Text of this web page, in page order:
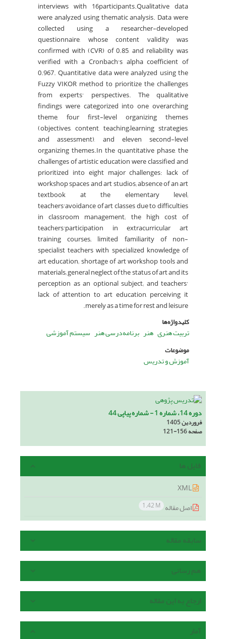
interviews with 16participants.Qualitative data
were analyzed using thematic analysis. Data were
collected using a researcher-developed
questionnaire, whose content validity was
confirmed with (CVR) of 0.85, and reliability was
verified with a Cronbach’s alpha coefficient of
0.967. Quantitative data were analyzed using the
Fuzzy VIKOR method to prioritize the challenges
from experts’ perspectives. The qualitative
findings were categorized into one overarching
theme, four first-level organizing themes
(objectives, content, teaching–learning strategies,
and assessment), and eleven second-level
organizing themes.In the quantitative phase, the
challenges of artistic education were classified and
prioritized into eight major challenges: lack of
workshop spaces and art studios; absence of an art
textbook at the elementary level;
teachers’avoidance of art classes due to difficulties
in classroom management; the high cost of
teachers’participation in extracurricular art
training courses; limited familiarity of non-
specialist teachers with specialized knowledge of
art education; shortage of art workshop tools and
materials; general neglect of the status of art and its
perception as an optional subject; and teachers’
lack of attention to art education, perceiving it
merely as a time for rest and leisure.
کلیدواژه‌ها
تربیت هنری هنر برنامه‌درسی هنر سیستم آموزشی
موضوعات
آموزش و تدریس
دوره 14، شماره 1 - شماره پیاپی 44
فروردین 1405
صفحه121-156
فایل ها
اصل مقاله 1.42 M
سابقه مقاله
هم رسانی
ارجاع به این مقاله
آمار